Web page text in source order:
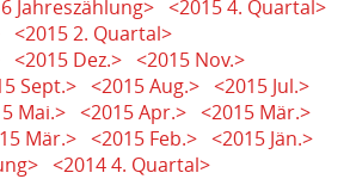
Jahreszählung> <2015 4. Quartal>
<2015 2. Quartal>
<2015 Dez.> <2015 Nov.>
Sept.> <2015 Aug.> <2015 Jul.>
Mai.> <2015 Apr.> <2015 Mär.>
Mär.> <2015 Feb.> <2015 Jän.>
<2014 4. Quartal>